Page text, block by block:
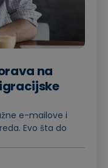
na
e-mailove i
Evo šta do